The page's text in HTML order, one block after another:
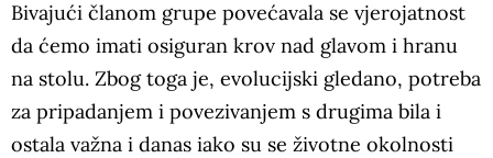
Bivajući članom grupe povećavala se vjerojatnost
da ćemo imati osiguran krov nad glavom i hranu
na stolu. Zbog toga je, evolucijski gledano, potreba
za pripadanjem i povezivanjem s drugima bila i
ostala važna i danas iako su se životne okolnosti